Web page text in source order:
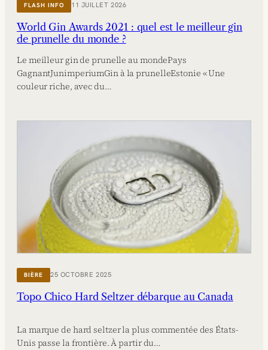
FLASH INFO 11 JUILLET 2026
World Gin Awards 2021 : quel est le meilleur gin
de prunelle du monde ?
Le meilleur gin de prunelle au mondePays
GagnantJunimperiumGin à la prunelleEstonie « Une
couleur riche, avec du…
BIÈRE 25 OCTOBRE 2025
Topo Chico Hard Seltzer débarque au Canada
La marque de hard seltzer la plus commentée des États-
Unis passe la frontière. À partir du…